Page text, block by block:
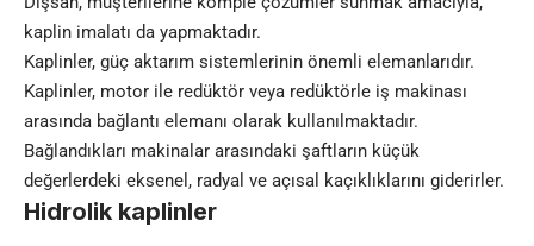
kaplin imalatı da yapmaktadır.
Kaplinler, güç aktarım sistemlerinin önemli elemanlarıdır.
Kaplinler, motor ile redüktör veya redüktörle iş makinası
arasında bağlantı elemanı olarak kullanılmaktadır.
Bağlandıkları makinalar arasındaki şaftların küçük
değerlerdeki eksenel, radyal ve açısal kaçıklıklarını giderirler.
Hidrolik kaplinler